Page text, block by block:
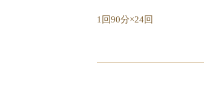
1回90分×24回